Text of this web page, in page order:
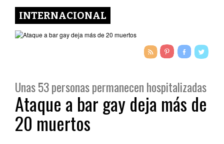
INTERNACIONAL
Unas 53 personas permanecen hospitalizadas
Ataque a bar gay deja más de
20 muertos